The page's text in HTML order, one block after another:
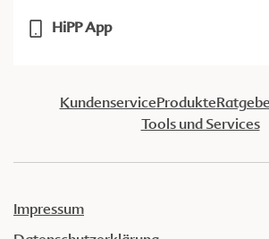
HiPP App
KundenserviceProdukte
Tools und Services
Impressum